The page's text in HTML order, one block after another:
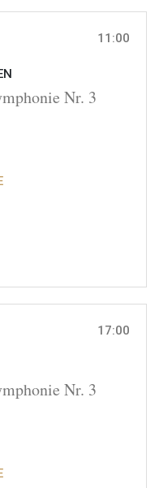
11:00
Nr. 3
17:00
Nr. 3